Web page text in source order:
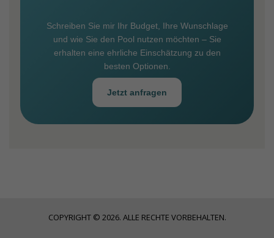
Schreiben Sie mir Ihr Budget, Ihre Wunschlage
und wie Sie den Pool nutzen möchten – Sie
erhalten eine ehrliche Einschätzung zu den
besten Optionen.
Jetzt anfragen
COPYRIGHT © 2026. ALLE RECHTE VORBEHALTEN.